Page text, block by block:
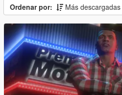
Ordenar por: Más descargadas